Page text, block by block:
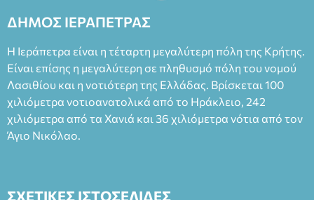
ΔΗΜΟΣ ΙΕΡΑΠΕΤΡΑΣ
Η Ιεράπετρα είναι η τέταρτη μεγαλύτερη πόλη της Κρήτης.
Είναι επίσης η μεγαλύτερη σε πληθυσμό πόλη του νομού
Λασιθίου και η νοτιότερη της Ελλάδας. Βρίσκεται 100
χιλιόμετρα νοτιοανατολικά από το Ηράκλειο, 242
χιλιόμετρα από τα Χανιά και 36 χιλιόμετρα νότια από τον
Άγιο Νικόλαο.
ΣΧΕΤΙΚΕΣ ΙΣΤΟΣΕΛΙΔΕΣ